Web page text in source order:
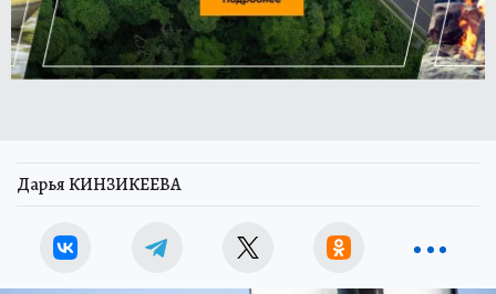
Дарья КИНЗИКЕЕВА